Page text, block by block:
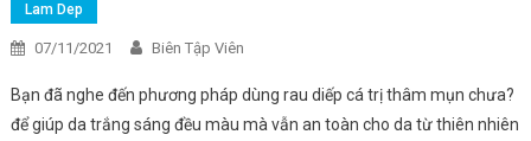
Lam Dep
07/11/2021 Biên Tập Viên
Bạn đã nghe đến phương pháp dùng rau diếp cá trị thâm mụn chưa?
để giúp da trắng sáng đều màu mà vẫn an toàn cho da từ thiên nhiên